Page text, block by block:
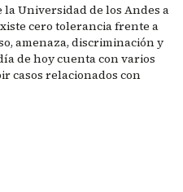
la Universidad de los Andes a
cero tolerancia frente a
amenaza, discriminación y
de hoy cuenta con varios
casos relacionados con